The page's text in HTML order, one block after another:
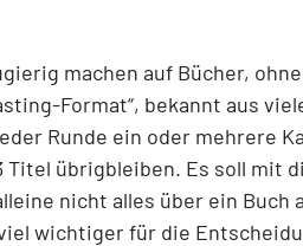
machen auf Bücher,
Format“, bekannt aus
Runde ein oder mehrere
Titel übrigbleiben. Es soll mit
nicht alles über ein Buch
wichtiger für die